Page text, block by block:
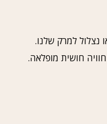
נצלול למרק שלנו.
חושית מופלאה.